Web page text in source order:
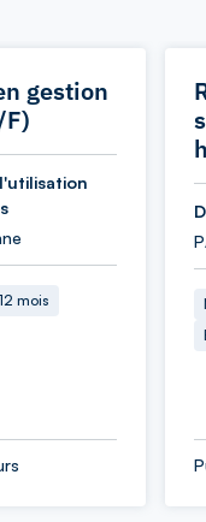
gestion
12 mois